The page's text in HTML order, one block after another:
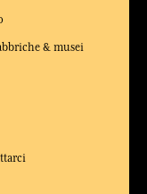
& musei